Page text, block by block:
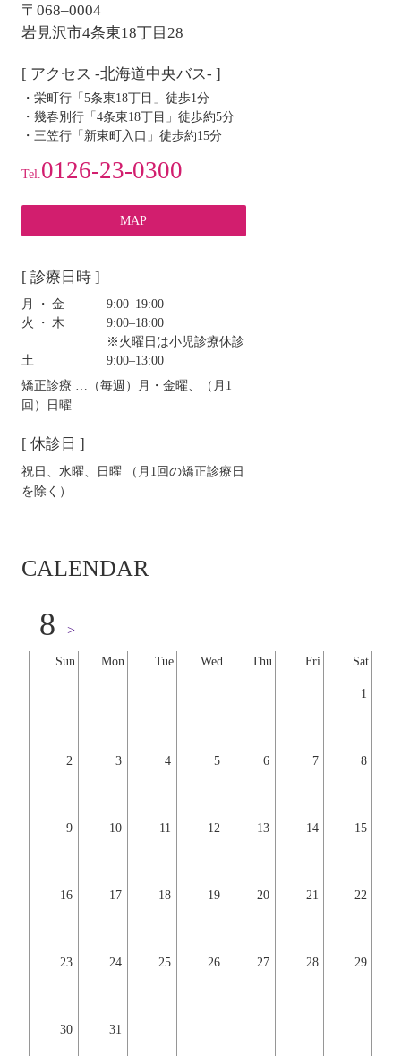
〒068–0004
岩見沢市4条東18丁目28
[ アクセス -北海道中央バス- ]
・栄町行「5条東18丁目」徒歩1分
・幾春別行「4条東18丁目」徒歩約5分
・三笠行「新東町入口」徒歩約15分
Tel. 0126-23-0300
MAP
[ 診療日時 ]
月・金
9:00‒19:00
火・木
9:00‒18:00
※火曜日は小児診療休診
土
9:00‒13:00
矯正診療 …（毎週）月・金曜、（月1
回）日曜
[ 休診日 ]
祝日、水曜、日曜 （月1回の矯正診療日
を除く）
CALENDAR
Sun Mon Tue Wed Thu Fri Sat
1
2 3 4 5 6 7 8
9 10 11 12 13 14 15
16 17 18 19 20 21 22
23 24 25 26 27 28 29
30 31
8 >